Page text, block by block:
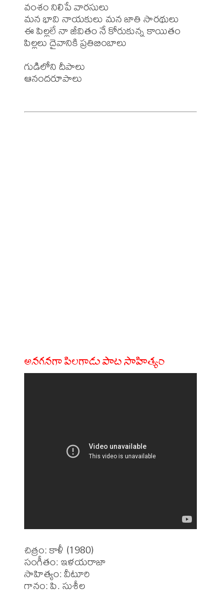
వంశం నిలిపే వారసులు
మన భావి నాయకులు మన జాతి సారథులు
ఈ పిల్లలే నా జీవితం నే కోరుకున్న కాయితం
పిల్లలు దైవానికి ప్రతిబింబాలు
గుడిలోని దీపాలు
ఆనందరూపాలు
అనగనగా పిలగాడు పాట సాహిత్యం
చిత్రం: కాళీ (1980)
సంగీతం: ఇళయరాజా
సాహిత్యం: వీటూరి
గానం: పి. సుశీల